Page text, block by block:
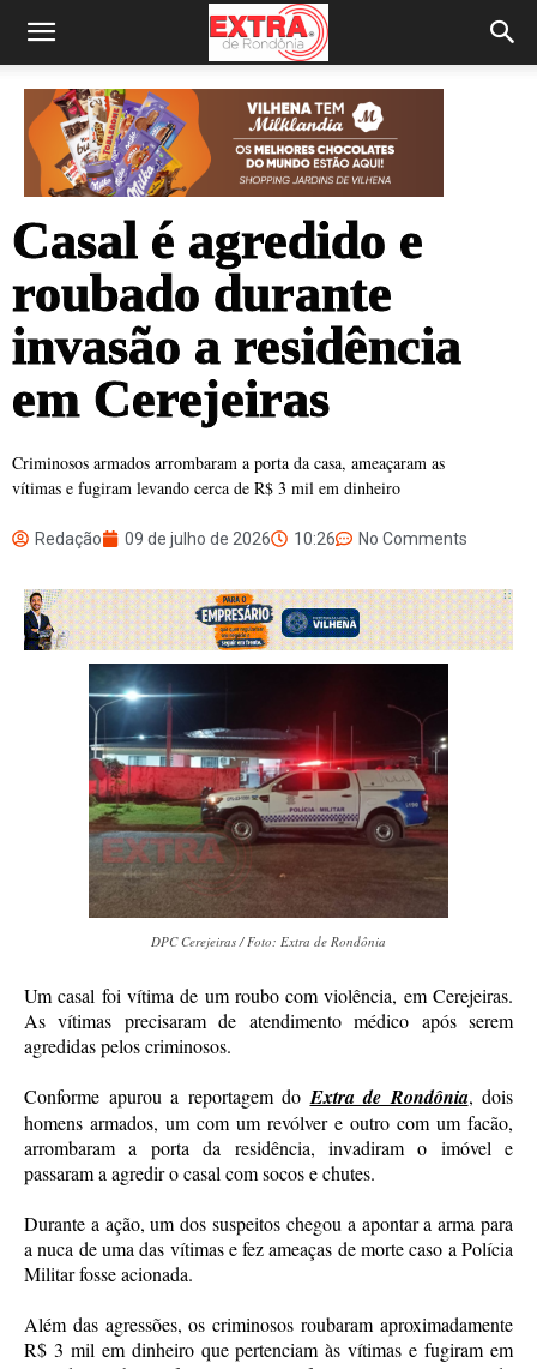
Casal é agredido e
roubado durante
invasão a residência
em Cerejeiras
Criminosos armados arrombaram a porta da casa, ameaçaram as
vítimas e fugiram levando cerca de R$ 3 mil em dinheiro
Redação 09 de julho de 2026 10:26 No Comments
DPC Cerejeiras / Foto: Extra de Rondônia
Um casal foi vítima de um roubo com violência, em Cerejeiras.
As vítimas precisaram de atendimento médico após serem
agredidas pelos criminosos.
Conforme apurou a reportagem do Extra de Rondônia, dois
homens armados, um com um revólver e outro com um facão,
arrombaram a porta da residência, invadiram o imóvel e
passaram a agredir o casal com socos e chutes.
Durante a ação, um dos suspeitos chegou a apontar a arma para
a nuca de uma das vítimas e fez ameaças de morte caso a Polícia
Militar fosse acionada.
Além das agressões, os criminosos roubaram aproximadamente
R$ 3 mil em dinheiro que pertenciam às vítimas e fugiram em